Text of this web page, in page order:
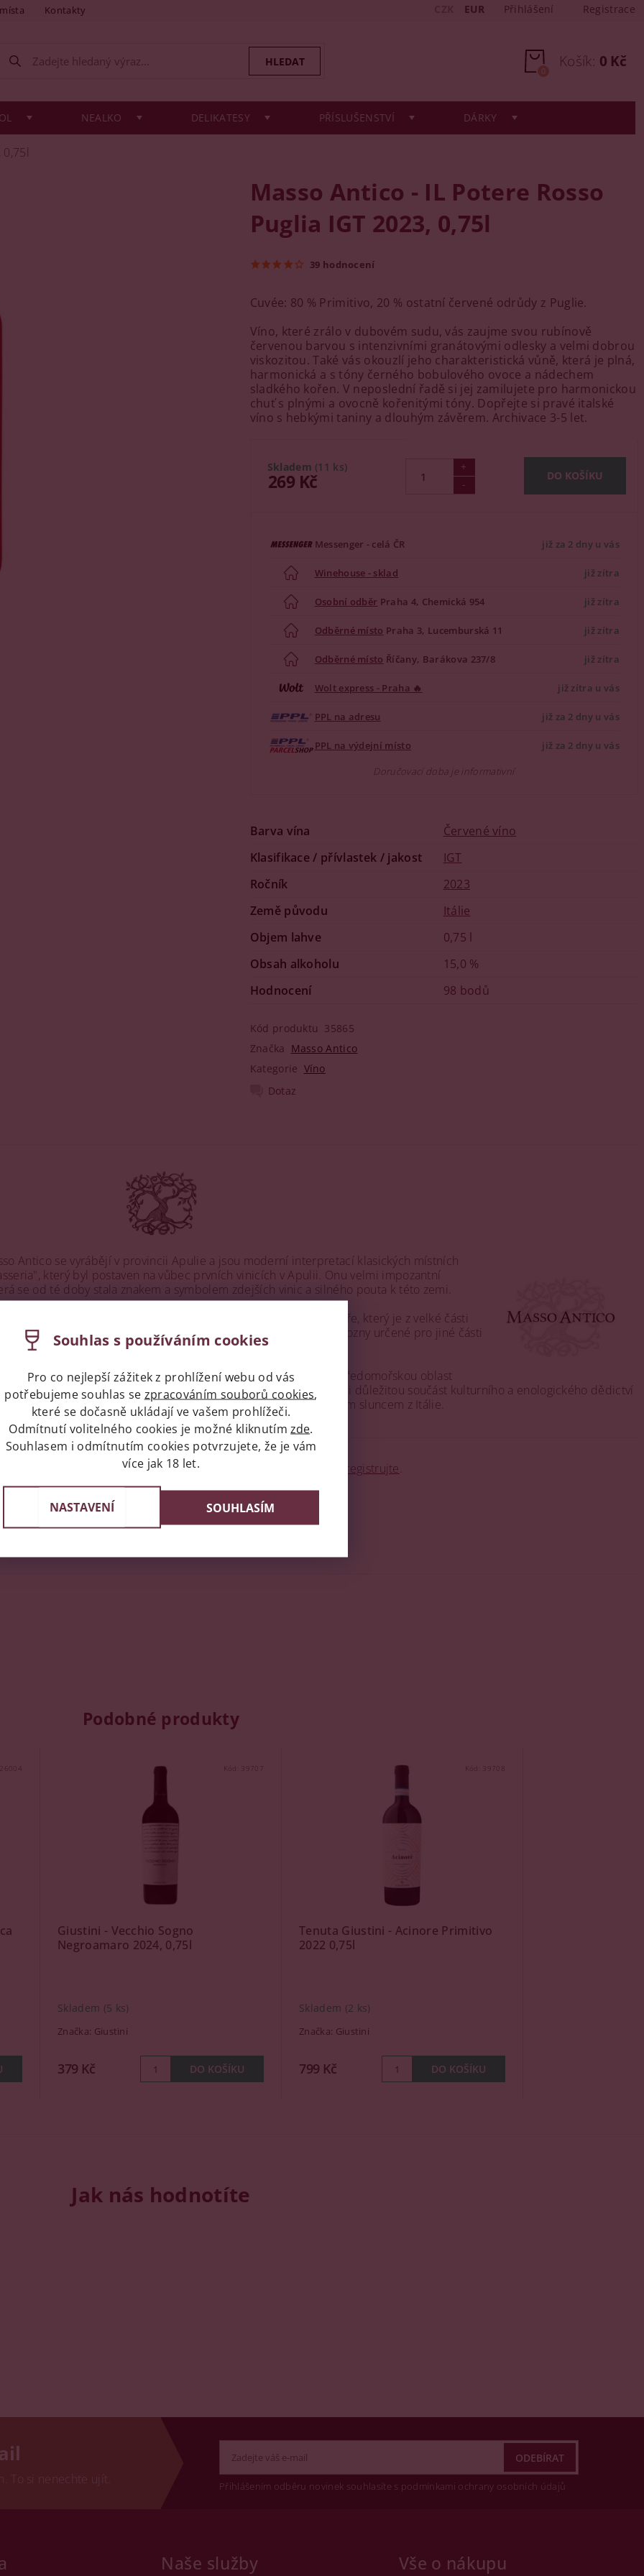
Kontakty EUR Přihlášení Registrace
Košík: 0 Kč
0
NEALKO DELIKATESY PŘÍSLUŠENSTVÍ DÁRKY
Masso Antico - IL Potere Rosso
Puglia IGT 2023, 0,75l
39 hodnocení
Cuvée: 80 % Primitivo, 20 % ostatní červené odrůdy z Puglie.
Víno, které zrálo v dubovém sudu, vás zaujme svou rubínově
červenou barvou s intenzivními granátovými odlesky a velmi dobrou
viskozitou. Také vás okouzlí jeho charakteristická vůně, která je plná,
harmonická a s tóny černého bobulového ovoce a nádechem
sladkého kořen. V neposlední řadě si jej zamilujete pro harmonickou
chuť s plnými a ovocně kořenitými tóny. Dopřejte si pravé italské
víno s hebkými taniny a dlouhým závěrem. Archivace 3-5 let.
Skladem (11 ks)
269 Kč
Messenger - celá ČR již za 2 dny u vás
Winehouse - sklad již zítra
Osobní odběr Praha 4, Chemická 954 již zítra
Odběrné místo Praha 3, Lucemburská 11 již zítra
Odběrné místo Říčany, Barákova 237/8 již zítra
Wolt express - Praha 🔥 již zítra u vás
PPL na adresu již za 2 dny u vás
PPL na výdejní místo
již za 2 dny u vás
Doručovací doba je informativní
Barva vína
Červené víno
Klasifikace / přívlastek / jakost
IGT
Ročník
2023
Země původu
Itálie
Objem lahve
0,75 l
Obsah alkoholu
15,0 %
Hodnocení
98 bodů
Kód produktu 35865
Značka Masso Antico
Kategorie Víno
Dotaz
Antico se vyrábějí v provincii Apulie a jsou moderní interpretací klasických místních
který byl postaven na vůbec prvních vinicích v Apulii. Onu velmi impozantní
se od té doby stala znakem a symbolem zdejších vinic a silného pouta k této zemi.
což znamená, že vinice „nasávají“ chladivý vzduch od moře, který je z velké části
Apulie se v průběhu let změnila z oblasti produkující pouze hrozny určené pro jiné části
na místní odrůdy.
jako "Alberello", která má starobylý původ a je typická pro středomořskou oblast
horkého klimatu. Dnes vzácný systém Alberello představuje velmi důležitou součást kulturního a enologického dědictví
pohárky, rozvášnit čichové smysly a zalijte svou duši hřejivým sluncem z Itálie.
uživatelé mohou vkládat příspěvky. Prosím registrujte
Podobné produkty
26004 Kód: 39707
Giustini - Vecchio Sogno
Negroamaro 2024, 0,75l
Skladem (5 ks)
Značka: Giustini
379 Kč
Kód: 39708
Tenuta Giustini - Acinore Primitivo
2022 0,75l
Skladem (2 ks)
Značka: Giustini
799 Kč
Jak nás hodnotíte
To si nenechte ujít. Přihlášením odběru novinek souhlasíte s podmínkami ochrany osobních údajů
Naše služby Vše o nákupu
Souhlas s používáním cookies
Pro co nejlepší zážitek z prohlížení webu od vás
potřebujeme souhlas se zpracováním souborů cookies,
které se dočasně ukládají ve vašem prohlížeči.
Odmítnutí volitelného cookies je možné kliknutímzde.
Souhlasem i odmítnutím cookies potvrzujete, že je vám
více jak 18 let.
NASTAVENÍ SOUHLASÍM